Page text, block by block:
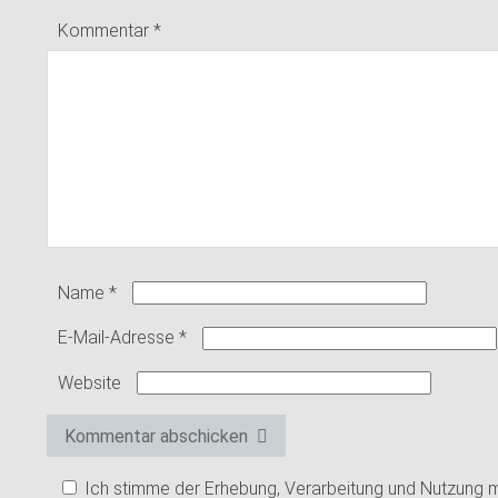
Kommentar *
Name *
E-Mail-Adresse *
Website
Kommentar abschicken
Ich stimme der Erhebung, Verarbeitung und